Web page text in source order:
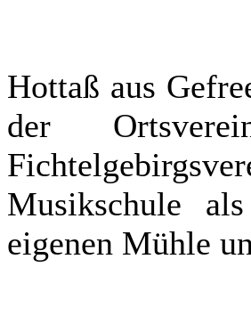
Hottaß aus
der
Musikschule
eigenen Mühle